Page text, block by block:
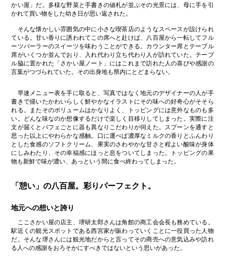
かい屋」だ。多様な野菜と手書きの値札が並ぶその光景には、母に手を引
かれて買い物をした幼き日が思い返された。
そんな懐かしい雰囲気の中に小さな喫茶店のようなスペースが設けられ
ている。甘い香りに誘われてこの席へと赴けば、八百屋から一転してフル
ーツパーラーのスイーツを味わうことができる。カウンター席とテーブル
席がいくつか並んでおり、入れ代わり立ち代わり人が訪れていた。テーブ
ル脇に置かれた「さかい屋ノート」にはこれまで訪れた人の喜びや感謝の
言葉がつづられていた。その出身地も県内にとどまらない。
早速メニュー表を手に取ると、写真ではなく地元のデザイナーの人が手
書きで描いたかわいらしく鮮やかなイラストにその味への好奇心がそそら
れる。またそのボリュームはかなりよく、トッピングには意外なものも多
い。どんな味なのか想像するだけで楽しく目移りしてしまった。実際に注
文が届くとパフェごとに器も異なりこだわりが伺えた。スプーンを通すと
思った以上にやわらかな感触。口に運べば濃厚なミルクの香りとふんわり
とした食感のソフトクリーム、果実のさわやかな甘さと程よい酸味が身体
にしみわたり、その幸福感にほっと息をついてしまった。トッピングの果
物も新鮮で味が濃い、あっという間に食べ終わってしまった。
「憩い」の八百屋。彩りパーフェクト。
地元への想いと誇り
ここさかい屋の店主、堺研太郎さんは角館の商工会会長も務めている。
駅近くの観光スポットである西宮家が賑わっていくことに一役買った人物
だ。そんな堺さんには観光地だからと言ってその商売への意気込みや訪れ
る人への感謝をおろそかにすべきではないという思いがあった。